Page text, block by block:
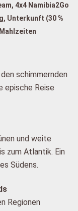
4x4 Namibia2Go
Unterkunft (30 %
schimmernden
epische Reise
und weite
zum Atlantik. Ein
Südens.
Regionen